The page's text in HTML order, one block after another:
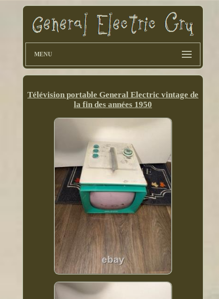
MENU
Télévision portable General Electric vintage de
la fin des années 1950